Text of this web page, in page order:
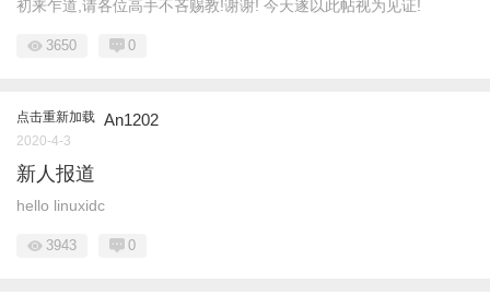
初来乍道,请各位高手不吝赐教!谢谢! 今天遂以此帖视为见证!
3650 0
点击重新加载 An1202
2020-4-3
新人报道
hello linuxidc
3943 0